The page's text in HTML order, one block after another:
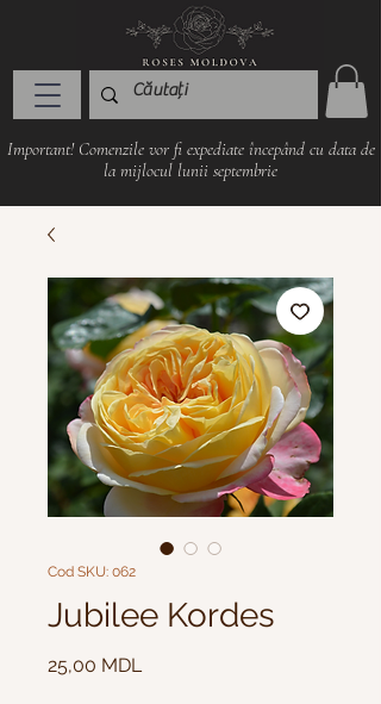
Important! Comenzile vor fi expediate începând cu data de
la mijlocul lunii septembrie
Cod SKU: 062
Jubilee Kordes
25,00 MDL